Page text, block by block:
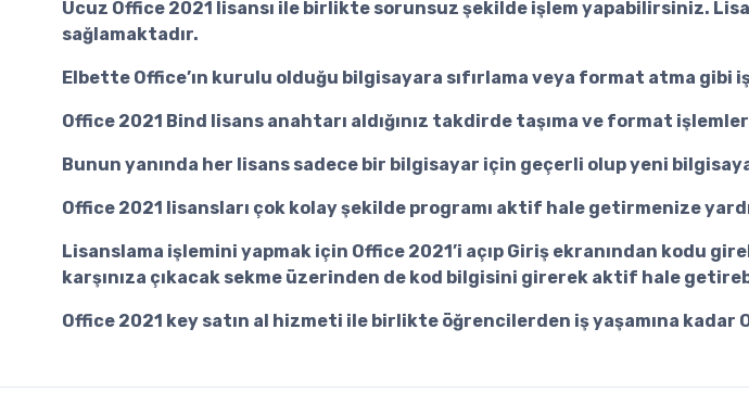
Ucuz Office 2021 lisansı ile birlikte sorunsuz şekilde işlem yapabilirsiniz.
sağlamaktadır.
Elbette Office’ın kurulu olduğu bilgisayara sıfırlama veya format atma gibi
Office 2021 Bind lisans anahtarı aldığınız takdirde taşıma ve format
Bunun yanında her lisans sadece bir bilgisayar için geçerli olup yeni
Office 2021 lisansları çok kolay şekilde programı aktif hale getirmenize
Lisanslama işlemini yapmak için Office 2021’i açıp Giriş ekranından kodu
karşınıza çıkacak sekme üzerinden de kod bilgisini girerek aktif hale
Office 2021 key satın al hizmeti ile birlikte öğrencilerden iş yaşamına kadar